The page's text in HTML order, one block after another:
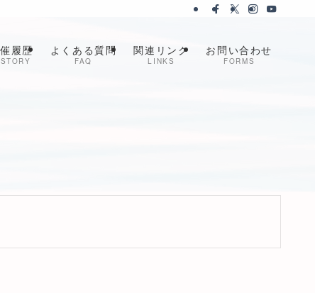
履歴 よくある質問
FAQ
関連リンク
LINKS
お問い合わせ
FORMS